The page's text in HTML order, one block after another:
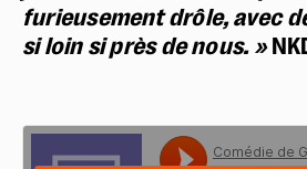
furieusement drôle, avec
si loin si près de nous. »